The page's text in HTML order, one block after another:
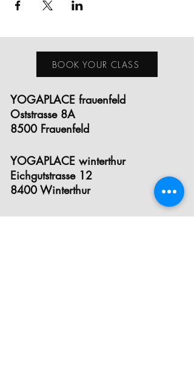
BOOK YOUR CLASS
YOGAPLACE frauenfeld
Oststrasse 8A
8500 Frauenfeld
YOGAPLACE winterthur
Eichgutstrasse 12
8400 Winterthur